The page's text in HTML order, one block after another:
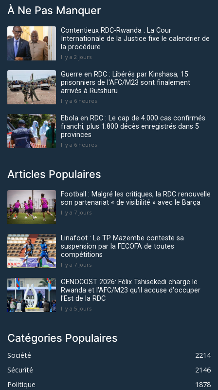
À Ne Pas Manquer
Contentieux RDC-Rwanda : La Cour
Internationale de la Justice fixe le calendrier de
la procédure
Il y a 2 jours
Guerre en RDC : Libérés par Kinshasa, 15
prisonniers de l'AFC/M23 sont finalement
arrivés à Rutshuru
Il y a 6 heures
Ebola en RDC : Le cap de 4.000 cas confirmés
franchi, plus 1.800 décès enregistrés dans 5
provinces
Il y a 6 heures
Articles Populaires
Football : Malgré les critiques, la RDC renouvelle
son partenariat « de visibilité » avec le Barça
Il y a 7 jours
Linafoot : Le TP Mazembe conteste sa
suspension par la FECOFA de toutes
compétitions
Il y a 7 jours
GENOCOST 2026: Félix Tshisekedi charge le
Rwanda et l'AFC/M23 qu'il accuse d'occuper
l'Est de la RDC
Il y a 5 jours
Catégories Populaires
Société
2214
Sécurité
2146
Politique
1878